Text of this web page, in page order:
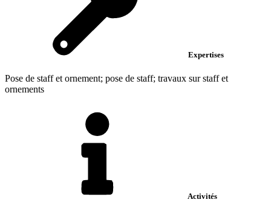
Expertises
Pose de staff et ornement; pose de staff; travaux sur staff et
ornements
Activités